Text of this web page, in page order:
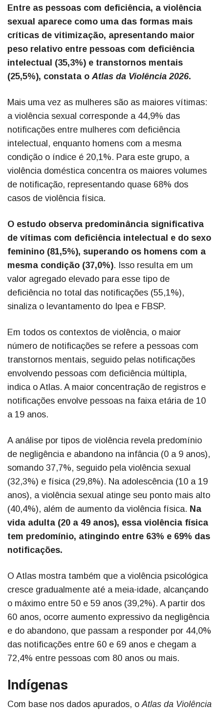
Entre as pessoas com deficiência, a violência
sexual aparece como uma das formas mais
críticas de vitimização, apresentando maior
peso relativo entre pessoas com deficiência
intelectual (35,3%) e transtornos mentais
(25,5%), constata oAtlas da Violência 2026.
Mais uma vez as mulheres são as maiores vítimas:
a violência sexual corresponde a 44,9% das
notificações entre mulheres com deficiência
intelectual, enquanto homens com a mesma
condição o índice é 20,1%. Para este grupo, a
violência doméstica concentra os maiores volumes
de notificação, representando quase 68% dos
casos de violência física.
O estudo observa predominância significativa
de vítimas com deficiência intelectual e do sexo
feminino (81,5%), superando os homens com a
mesma condição (37,0%). Isso resulta em um
valor agregado elevado para esse tipo de
deficiência no total das notificações (55,1%),
sinaliza o levantamento do Ipea e FBSP.
Em todos os contextos de violência, o maior
número de notificações se refere a pessoas com
transtornos mentais, seguido pelas notificações
envolvendo pessoas com deficiência múltipla,
indica o Atlas. A maior concentração de registros e
notificações envolve pessoas na faixa etária de 10
a 19 anos.
A análise por tipos de violência revela predomínio
de negligência e abandono na infância (0 a 9 anos),
somando 37,7%, seguido pela violência sexual
(32,3%) e física (29,8%). Na adolescência (10 a 19
anos), a violência sexual atinge seu ponto mais alto
(40,4%), além de aumento da violência física. Na
vida adulta (20 a 49 anos), essa violência física
tem predomínio, atingindo entre 63% e 69% das
notificações.
O Atlas mostra também que a violência psicológica
cresce gradualmente até a meia-idade, alcançando
o máximo entre 50 e 59 anos (39,2%). A partir dos
60 anos, ocorre aumento expressivo da negligência
e do abandono, que passam a responder por 44,0%
das notificações entre 60 e 69 anos e chegam a
72,4% entre pessoas com 80 anos ou mais.
Indígenas
Com base nos dados apurados, oAtlas da Violência